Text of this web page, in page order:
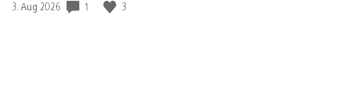
Veröffentlichungsdatum:
3. Aug 2026 1 3